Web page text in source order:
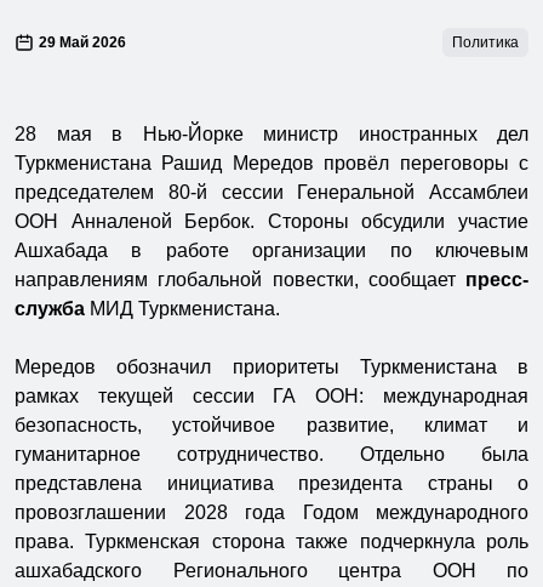
29 Май 2026 Политика
28 мая в Нью-Йорке министр иностранных дел
Туркменистана Рашид Мередов провёл переговоры с
председателем 80-й сессии Генеральной Ассамблеи
ООН Анналеной Бербок. Стороны обсудили участие
Ашхабада в работе организации по ключевым
направлениям глобальной повестки, сообщает пресс-
служба МИД Туркменистана.
Мередов обозначил приоритеты Туркменистана в
рамках текущей сессии ГА ООН: международная
безопасность, устойчивое развитие, климат и
гуманитарное сотрудничество. Отдельно была
представлена инициатива президента страны о
провозглашении 2028 года Годом международного
права. Туркменская сторона также подчеркнула роль
ашхабадского Регионального центра ООН по